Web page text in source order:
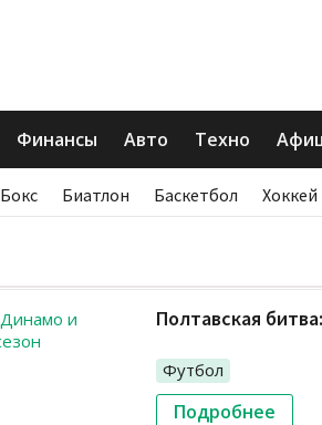
Финансы Авто Техно
Бокс Биатлон Баскетбол Хоккей
Полтавская
Футбол
Подробнее